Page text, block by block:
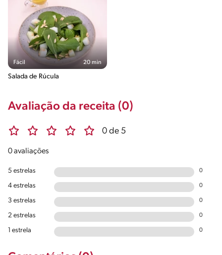
Fácil 20 min
Salada de Rúcula
Avaliação da receita (0)
0 de 5
0 avaliações
5 estrelas 0
4 estrelas 0
3 estrelas 0
2 estrelas 0
1 estrela 0